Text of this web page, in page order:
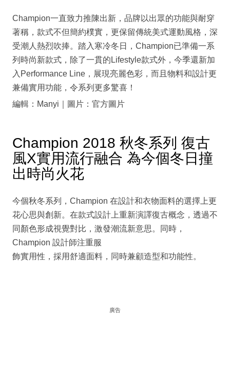
Champion一直致力推陳出新，品牌以出眾的功能與耐穿
著稱，款式不但簡約樸實，更保留傳統美式運動風格，深
受潮人熱烈吹捧。踏入寒冷冬日，Champion已準備一系
列時尚新款式，除了一貫的Lifestyle款式外，今季還新加
入Performance Line，展現亮麗色彩，而且物料和設計更
兼備實用功能，令系列更多驚喜！
編輯：Manyi｜圖片：官方圖片
Champion 2018 秋冬系列 復古
風X實用流行融合 為今個冬日撞
出時尚火花
今個秋冬系列，Champion 在設計和衣物面料的選擇上更
花心思與創新。在款式設計上重新演譯復古概念，透過不
同顏色形成視覺對比，激發潮流新意思。同時，
Champion 設計師注重服
飾實用性，採用舒適面料，同時兼顧造型和功能性。
廣告